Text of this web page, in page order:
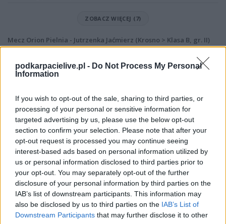
podkarpacielive.pl - Do Not Process My Personal
Information
If you wish to opt-out of the sale, sharing to third parties, or
processing of your personal or sensitive information for
targeted advertising by us, please use the below opt-out
section to confirm your selection. Please note that after your
opt-out request is processed you may continue seeing
interest-based ads based on personal information utilized by
us or personal information disclosed to third parties prior to
your opt-out. You may separately opt-out of the further
disclosure of your personal information by third parties on the
IAB’s list of downstream participants. This information may
also be disclosed by us to third parties on the IAB’s List of
Downstream Participants that may further disclose it to other
ZOBACZ WIĘCEJ (7)
Mecz Orion Pielnia - Jutrzenka Jaćmierz (Krosno > Klasa B, gr. II)
zostanie w ramach Krosno > Klasa B, gr. II (4. kolejki - Krosno > Klasa B, gr.
bramek, kartki, składy, statystyki i informacje o przebiegu
spotkania. To kompletne źródło danych dla kibiców i pasjonatów
lokalnej piłki nożnej. Jeżeli aktualnie nie widzisz tutaj danych z pewnością
pracujemy nad tym żeby je uzupełnić.
Wynik meczu Orion Pielnia vs Jutrzenka Jaćmierz
Po zakończeniu spotkania automatycznie publikujemyoficjalny wynik
spotkania, a także dane meczowe, jeśli są dostępne.
Pełny harmonogram rozgrywek dostępny jest tutaj:Krosno > Klasa B,
gr. II - terminarz.
Informacje o składach i strzelcach
W miarę dostępności danych, publikujemyskłady wyjściowe,